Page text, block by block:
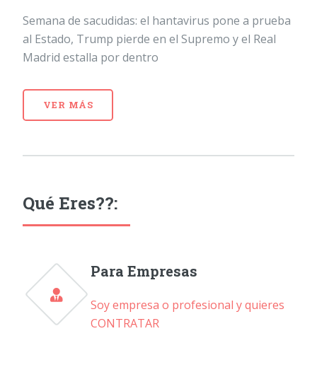
Semana de sacudidas: el hantavirus pone a prueba
al Estado, Trump pierde en el Supremo y el Real
Madrid estalla por dentro
VER MÁS
Qué Eres??:
Para Empresas
Soy empresa o profesional y quieres
CONTRATAR